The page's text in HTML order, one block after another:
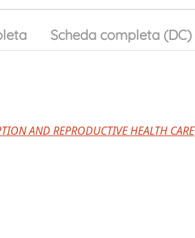
Scheda completa (DC)
AND REPRODUCTIVE HEALTH CARE